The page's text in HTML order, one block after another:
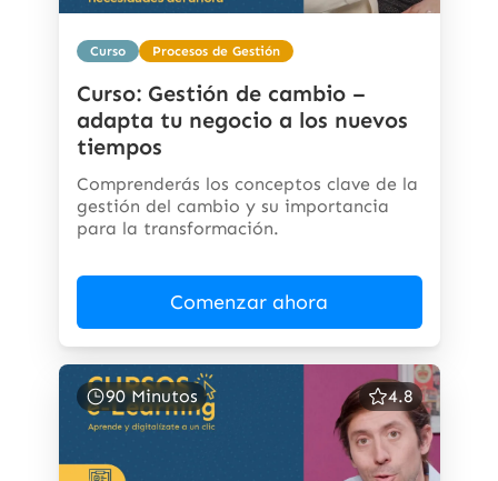
Curso Procesos de Gestión
Curso: Gestión de cambio –
adapta tu negocio a los nuevos
tiempos
Comprenderás los conceptos clave de la
gestión del cambio y su importancia
para la transformación.
Comenzar ahora
90 Minutos 4.8